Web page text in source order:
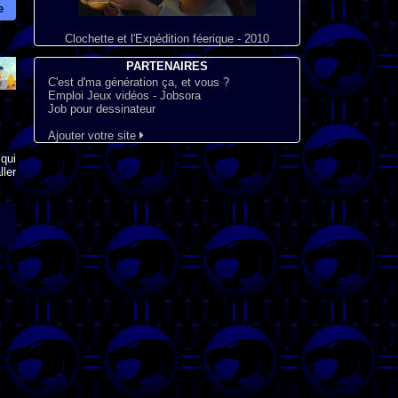
Clochette et l'Expédition féerique - 2010
PARTENAIRES
C'est d'ma génération ça, et vous ?
Emploi Jeux vidéos - Jobsora
Job pour dessinateur
Ajouter votre site